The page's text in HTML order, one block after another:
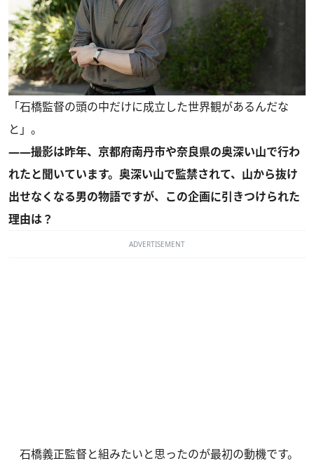
「石橋監督の頭の中だけに成立した世界観があるんだな
と」。
――撮影は昨年、京都府南丹市や奈良県の奥深い山で行わ
れたと聞いています。奥深い山で監禁されて、山から抜け
出せなくなる男の物語ですが、この企画に引きつけられた
理由は？
ADVERTISEMENT
石橋義正監督と組みたいと思ったのが最初の動機です。